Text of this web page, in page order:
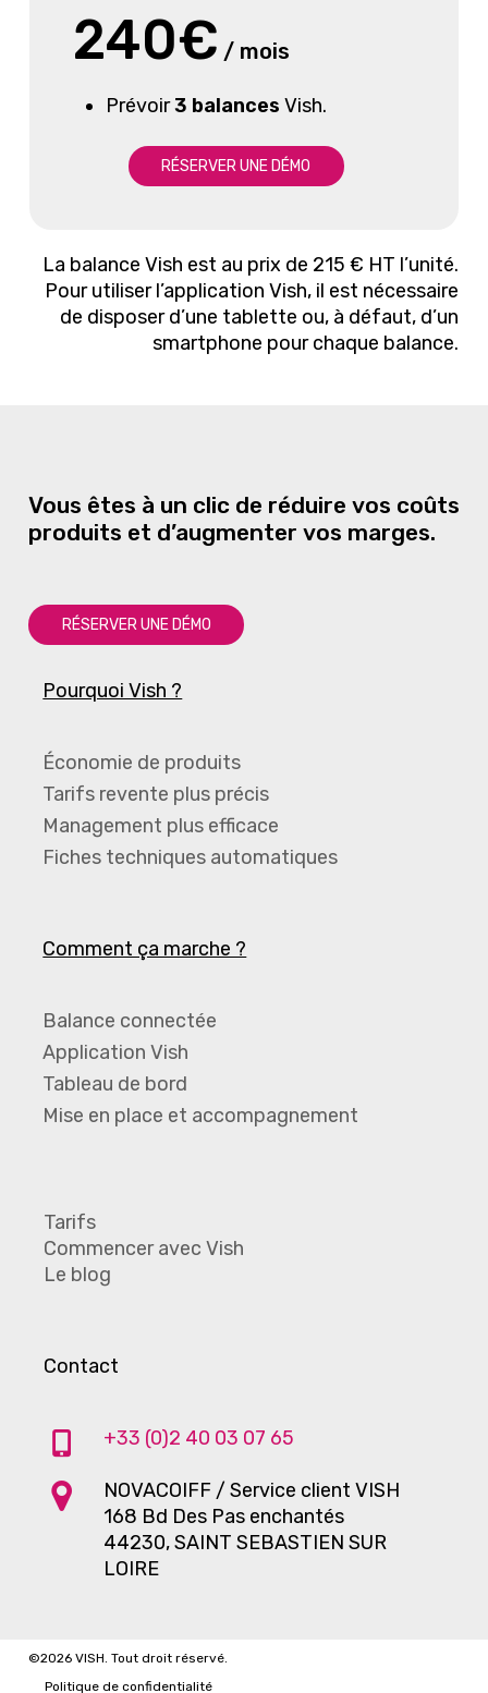
240€ / mois
Prévoir3 balances Vish.
RÉSERVER UN E DÉMO
La balanceVish est au prix de 215 € HT l’unité.
Pour utiliser l’application Vish, il est nécessaire
de disposer d’une tablette ou, à défaut, d’un
smartphone pour chaque balance.
Vous êtes à un clic de réduire vos coûts
produits et d’augmenter vos marges.
RÉSERVERUN E DÉMO
Pourquoi Vish ?
Économie de produits
Tarifs revente plus précis
Management plus efficace
Fiches techniques automatiques
Comment ça marche ?
Balance connectée
Application Vish
Tableau de bord
Mise en place et accompagnement
Tarifs
Commencer avec Vish
Le blog
Contact
+33 (0)2 40 03 07 65
NOVACOIFF / Service client VISH
168 Bd Des Pas enchantés
44230, SAINT SEBASTIEN SUR
LOIRE
©2026VISH. Tout droit réservé.
Politique de confidentialité